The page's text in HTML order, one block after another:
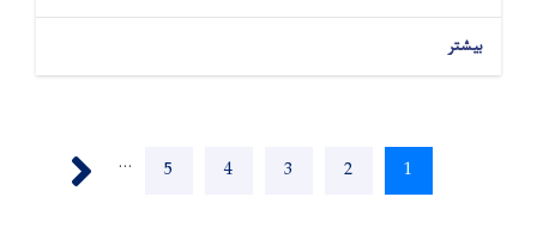
بیشتر
Current
1
Page
2
Page
3
Page
4
Page
5
…